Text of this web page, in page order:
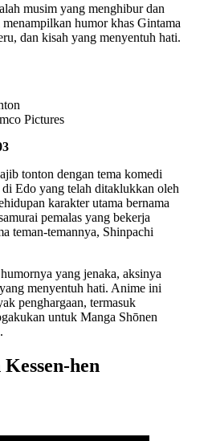
musim yang menghibur dan
humor khas Gintama
dan kisah yang menyentuh hati.
Pictures
tonton dengan tema komedi
Edo yang telah ditaklukkan oleh
karakter utama bernama
pemalas yang bekerja
teman-temannya, Shinpachi
yang jenaka, aksinya
menyentuh hati. Anime ini
penghargaan, termasuk
untuk Manga Shōnen
hen